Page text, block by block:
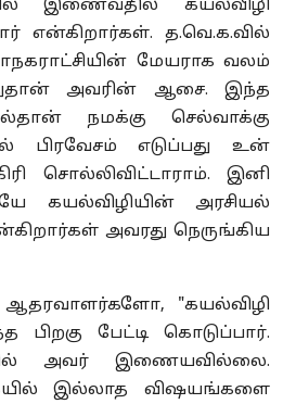
இணைவதில் கயல்விழி
என்கிறார்கள். த.வெ.க.வில்
மேயராக வலம்
அவரின் ஆசை. இந்த
நமக்கு செல்வாக்கு
பிரவேசம் எடுப்பது உன்
சொல்லிவிட்டாராம். இனி
கயல்விழியின் அரசியல்
அவரது நெருங்கிய
ஆதரவாளர்களோ, "கயல்விழி
பேட்டி கொடுப்பார்.
அவர் இணையவில்லை.
இல்லாத விஷயங்களை